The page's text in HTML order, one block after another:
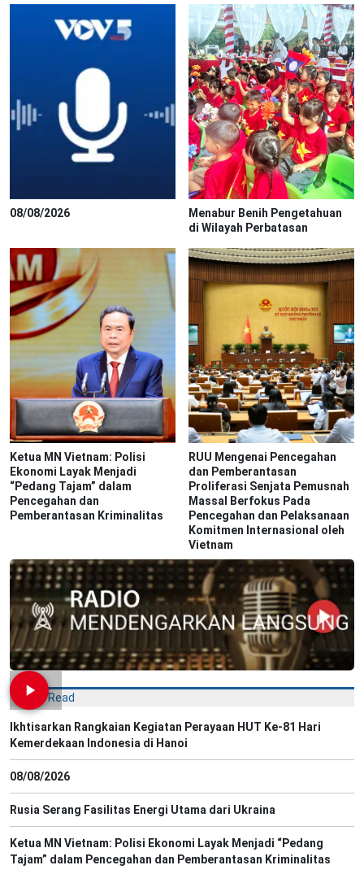
08/08/2026
Menabur Benih Pengetahuan
di Wilayah Perbatasan
Ketua MN Vietnam: Polisi
Ekonomi Layak Menjadi
“Pedang Tajam” dalam
Pencegahan dan
Pemberantasan Kriminalitas
RUU Mengenai Pencegahan
dan Pemberantasan
Proliferasi Senjata Pemusnah
Massal Berfokus Pada
Pencegahan dan Pelaksanaan
Komitmen Internasional oleh
Vietnam
Most Read
Ikhtisarkan Rangkaian Kegiatan Perayaan HUT Ke-81 Hari
Kemerdekaan Indonesia di Hanoi
08/08/2026
Rusia Serang Fasilitas Energi Utama dari Ukraina
Ketua MN Vietnam: Polisi Ekonomi Layak Menjadi “Pedang
Tajam” dalam Pencegahan dan Pemberantasan Kriminalitas